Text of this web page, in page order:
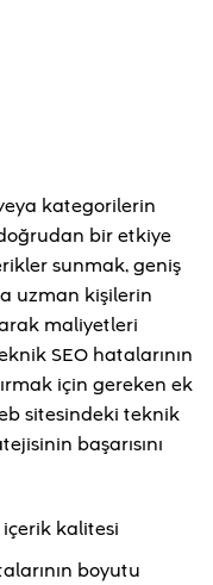
kategorilerin
bir etkiye
sunmak, geniş
uzman kişilerin
maliyetleri
SEO hatalarının
için gereken ek
sitesindeki teknik
başarısını
kalitesi
boyutu